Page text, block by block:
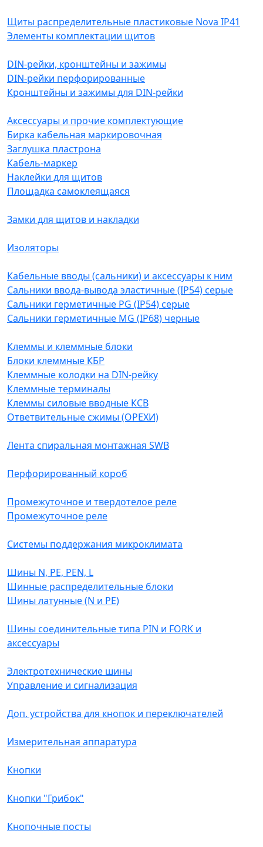
Щиты распределительные пластиковые Nova IP41
Элементы комплектации щитов
DIN-рейки, кронштейны и зажимы
DIN-рейки перфорированные
Кронштейны и зажимы для DIN-рейки
Аксессуары и прочие комплектующие
Бирка кабельная маркировочная
Заглушка пластрона
Кабель-маркер
Наклейки для щитов
Площадка самоклеящаяся
Замки для щитов и накладки
Изоляторы
Кабельные вводы (сальники) и аксессуары к ним
Сальники ввода-вывода эластичные (IP54) серые
Сальники герметичные PG (IP54) серые
Сальники герметичные MG (IP68) черные
Клеммы и клеммные блоки
Блоки клеммные КБР
Клеммные колодки на DIN-рейку
Клеммные терминалы
Клеммы силовые вводные КСВ
Ответвительные сжимы (ОРЕХИ)
Лента спиральная монтажная SWB
Перфорированный короб
Промежуточное и твердотелое реле
Промежуточное реле
Системы поддержания микроклимата
Шины N, PE, PEN, L
Шинные распределительные блоки
Шины латунные (N и PE)
Шины соединительные типа PIN и FORK и
аксессуары
Электротехнические шины
Управление и сигнализация
Доп. устройства для кнопок и переключателей
Измерительная аппаратура
Кнопки
Кнопки "Грибок"
Кнопочные посты